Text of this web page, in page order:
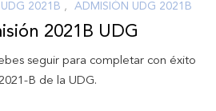
2021B , ADMISIÓN UDG 2021B
2021B UDG
seguir para completar con éxito
B de la UDG.